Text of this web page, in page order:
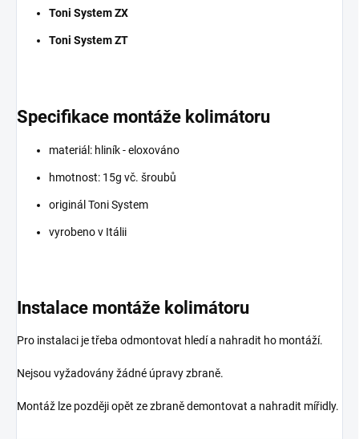
Toni System ZX
Toni System ZT
Specifikace montáže kolimátoru
materiál: hliník - eloxováno
hmotnost: 15g vč. šroubů
originál Toni System
vyrobeno v Itálii
Instalace montáže kolimátoru
Pro instalaci je třeba odmontovat hledí a nahradit ho montáží.
Nejsou vyžadovány žádné úpravy zbraně.
Montáž lze později opět ze zbraně demontovat a nahradit mířidly.